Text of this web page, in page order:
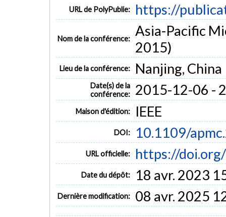
URL de PolyPublie: https://
Nom de la conférence: Asia-Pacific
2015)
Lieu de la conférence: Nanjing, China
Date(s) de la
conférence:
2015-12-06 -
Maison d'édition: IEEE
DOI: 10.1109/
URL officielle: https://
Date du dépôt: 18 avr. 2023
Dernière modification: 08 avr. 2025